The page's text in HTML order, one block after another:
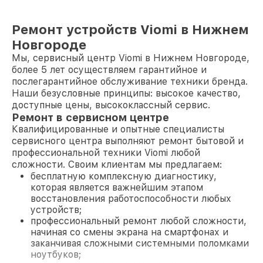
Ремонт устройств Viomi в Нижнем
Новгороде
Мы, сервисный центр Viomi в Нижнем Новгороде,
более 5 лет осуществляем гарантийное и
послегарантийное обслуживание техники бренда.
Наши безусловные принципы: высокое качество,
доступные цены, высококлассный сервис.
Ремонт в сервисном центре
Квалифицированные и опытные специалисты
сервисного центра выполняют ремонт бытовой и
профессиональной техники Viomi любой
сложности. Своим клиентам мы предлагаем:
бесплатную комплексную диагностику,
которая является важнейшим этапом
восстановления работоспособности любых
устройств;
профессиональный ремонт любой сложности,
начиная со смены экрана на смартфонах и
заканчивая сложными системными поломками
ноутбуков;